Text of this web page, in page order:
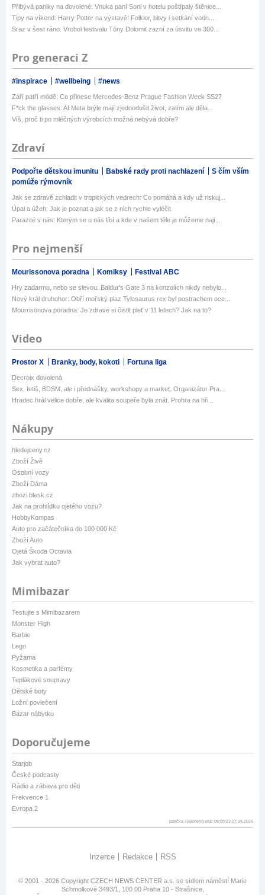
Přibývá paniky na dovolené: Vnuka paní Soni v hotelu poštípaly štěnice...
Tipy na víkend: Harry Potter na výstavě! Folklor, bitvy i setkání vodn...
Sraz v šest ráno. Vrchol festivalu Tóny Dolomit zazní za úsvitu ve 300...
Pro generaci Z
#inspirace #wellbeing #news
Září patří módě: Co přinese Mercedes-Benz Prague Fashion Week SS27
F*ck the glasses: AI Meta brýle mají zjednodušit život, zatím ale děla...
Víš, proč ti po mléčných výrobcích možná nebývá dobře?
Zdraví
Podpořte dětskou imunitu Babské rady proti nachlazení
S čím vším
pomůže rýmovník
Jak se zdravě zchladit v tropických vedrech: Co pomáhá a kdy už riskuj...
Úpal a úžeh: Jak je poznat a jak se z nich rychle vyléčit
Parazité v nás: Kterým se u nás líbí a kde v našem těle je můžeme nají...
Pro nejmenší
Mourissonova poradna Komiksy Festival ABC
Hry zadarmo, nebo se slevou: Baldur's Gate 3 na konzolích nikdy nebylo...
Nový král druhohor: Obří mořský plaz Tylosaurus rex byl postrachem oce...
Mourrisonova poradna: Je zdravé si čistit pleť v 11 letech? Jak na to?
Video
Prostor X Branky, body, kokoti Fortuna liga
Decroix dovolená
Sex, fetiš, BDSM, ale i přednášky, workshopy a market. Organizátor Pra...
Hradec hrál velice dobře, ale kvalita soupeře byla znát. Prohra na hři...
Nákupy
hledejceny.cz
Zboží Živě
Osobní vozy
Zboží Dáma
zbozi.blesk.cz
Jak na prohlídku ojetého vozu?
HobbyKompas
Auto pro začátečníka do 100 000 Kč
Zboží Auto
Ojetá Škoda Octavia
Jak vybrat auto?
Mimibazar
Testujte s Mimibazarem
Monster High
Barbie
Lego
Pyžama
Kosmetika a parfémy
Teplákové soupravy
Dětské boty
Ložní povlečení
Bazar nábytku
Doporučujeme
Starjob
České podcasty
Rádio a zábava pro děti
Frekvence 1
Evropa 2
patička vygenerovaná: 08:00:23 07.08.2026
Inzerce Redakce RSS
© 2001 - 2026 Copyright CZECH NEWS CENTER a.s. se sídlem náměstí Marie
Schmolkové 3493/1, 100 00 Praha 10 - Strašnice,